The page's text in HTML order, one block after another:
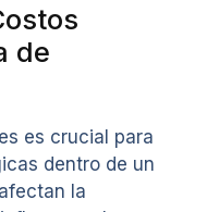
de
es crucial para
dentro de un
la